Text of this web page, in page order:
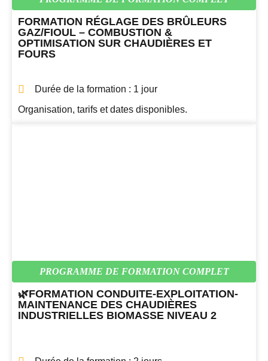
FORMATION RÉGLAGE DES BRÛLEURS
GAZ/FIOUL – COMBUSTION &
OPTIMISATION SUR CHAUDIÈRES ET
FOURS
Durée de la formation : 1 jour
Organisation, tarifs et dates disponibles.
PROGRAMME DE FORMATION COMPLET
🌿FORMATION CONDUITE-EXPLOITATION-
MAINTENANCE DES CHAUDIÈRES
INDUSTRIELLES BIOMASSE NIVEAU 2